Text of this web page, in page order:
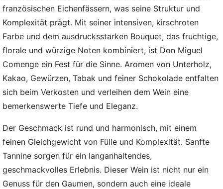
französischen Eichenfässern, was seine Struktur und
Komplexität prägt. Mit seiner intensiven, kirschroten
Farbe und dem ausdrucksstarken Bouquet, das fruchtige,
florale und würzige Noten kombiniert, ist Don Miguel
Comenge ein Fest für die Sinne. Aromen von Unterholz,
Kakao, Gewürzen, Tabak und feiner Schokolade entfalten
sich beim Verkosten und verleihen dem Wein eine
bemerkenswerte Tiefe und Eleganz.
Der Geschmack ist rund und harmonisch, mit einem
feinen Gleichgewicht von Fülle und Komplexität. Sanfte
Tannine sorgen für ein langanhaltendes,
geschmackvolles Erlebnis. Dieser Wein ist nicht nur ein
Genuss für den Gaumen, sondern auch eine ideale